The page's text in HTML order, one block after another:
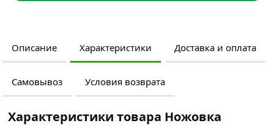
Описание Характеристики Доставка и оплата
Самовывоз Условия возврата
Характеристики товара Ножовка